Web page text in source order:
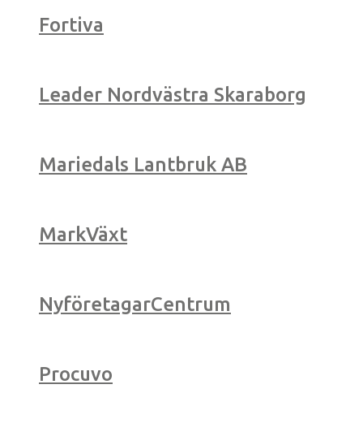
Fortiva
Leader Nordvästra Skaraborg
Mariedals Lantbruk AB
MarkVäxt
NyföretagarCentrum
Procuvo